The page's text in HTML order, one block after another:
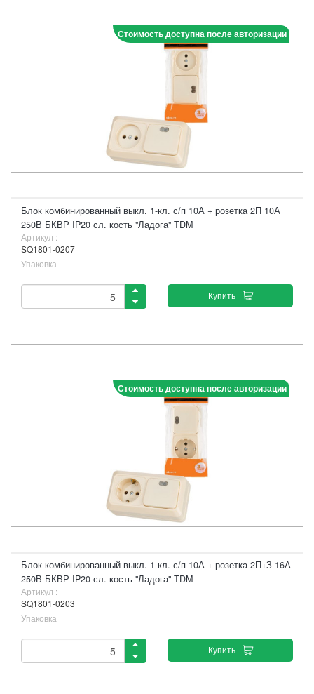
Стоимость доступна после авторизации
Блок комбинированный выкл. 1-кл. с/п 10А + розетка 2П 10А
250В БКВР IP20 сл. кость "Ладога" TDM
Артикул :
SQ1801-0207
Упаковка
Купить
Стоимость доступна после авторизации
Блок комбинированный выкл. 1-кл. с/п 10А + розетка 2П+З 16А
250В БКВР IP20 сл. кость "Ладога" TDM
Артикул :
SQ1801-0203
Упаковка
Купить